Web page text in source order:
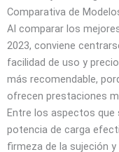
Comparativa de
Al comparar los
2023, conviene
facilidad de uso y
más recomendable,
ofrecen prestaciones
Entre los aspectos que
potencia de carga
firmeza de la sujeción